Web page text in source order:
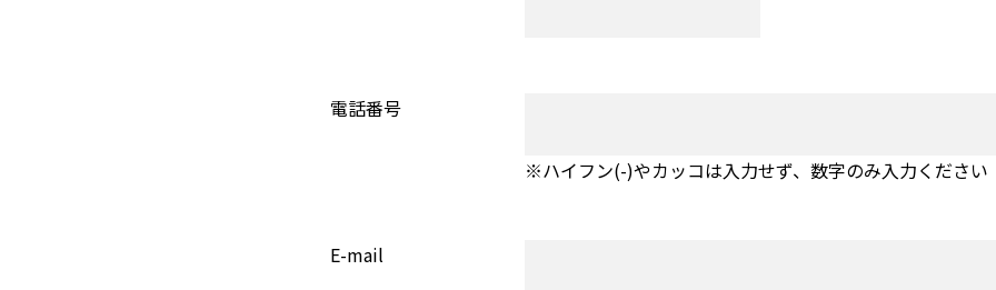
電話番号
※ハイフン(-)やカッコは入力せず、数字のみ入力ください
E-mail